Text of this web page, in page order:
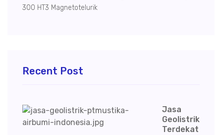
300 HT3 Magnetotelurik
Recent Post
Jasa
Geolistrik
Terdekat